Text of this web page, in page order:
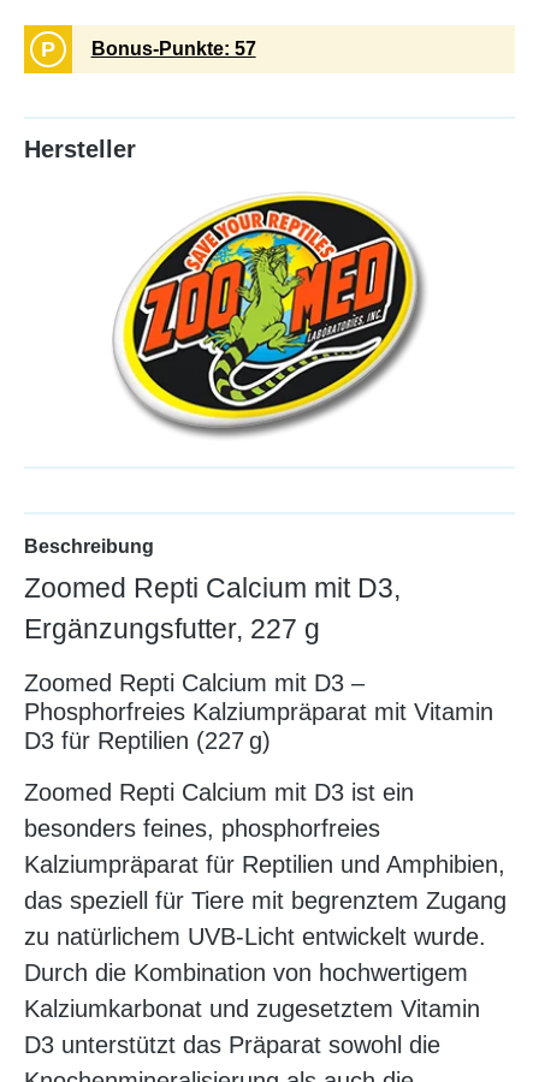
P Bonus-Punkte: 57
Hersteller
Beschreibung
Zoomed Repti Calcium mit D3,
Ergänzungsfutter, 227 g
Zoomed Repti Calcium mit D3 –
Phosphorfreies Kalziumpräparat mit Vitamin
D3 für Reptilien (227 g)
Zoomed Repti Calcium mit D3 ist ein
besonders feines, phosphorfreies
Kalziumpräparat für Reptilien und Amphibien,
das speziell für Tiere mit begrenztem Zugang
zu natürlichem UVB-Licht entwickelt wurde.
Durch die Kombination von hochwertigem
Kalziumkarbonat und zugesetztem Vitamin
D3 unterstützt das Präparat sowohl die